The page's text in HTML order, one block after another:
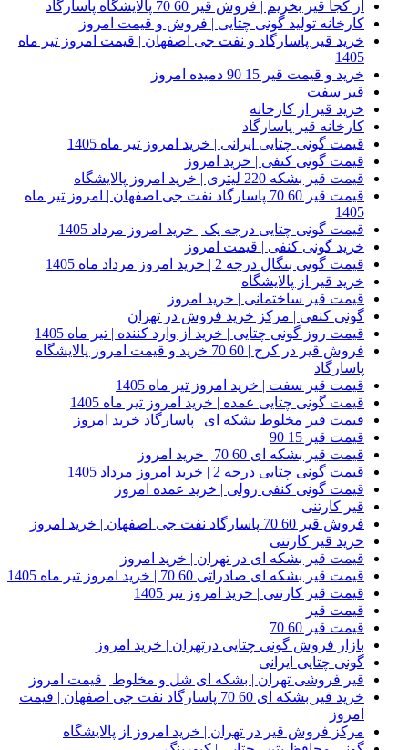
از کجا قیر بخریم | فروش قیر 60 70 پالایشگاه پاسارگاد
کارخانه تولید گونی چتایی | فروش و قیمت امروز
خرید قیر پاسارگاد و نفت جی اصفهان | قیمت امروز تیر ماه
1405
خرید و قیمت قیر 15 90 دمیده امروز
قیر سفت
خرید قیر از کارخانه
کارخانه قیر پاسارگاد
قیمت گونی چتایی ایرانی | خرید امروز تیر ماه 1405
قیمت گونی کنفی | خرید امروز
قیمت قیر بشکه 220 لیتری | خرید امروز پالایشگاه
قیمت قیر 60 70 پاسارگاد نفت جی اصفهان | امروز تیر ماه
1405
قیمت گونی چتایی درجه یک | خرید امروز مرداد 1405
خرید گونی کنفی | قیمت امروز
قیمت گونی بنگال درجه 2 | خرید امروز مرداد ماه 1405
خرید قیر از پالایشگاه
قیمت قیر ساختمانی | خرید امروز
گونی کنفی | مرکز خرید فروش در تهران
قیمت روز گونی چتایی | خرید از وارد کننده | تیر ماه 1405
فروش قیر در کرج | 60 70 خرید و قیمت امروز پالایشگاه
پاسارگاد
قیمت قیر سفت | خرید امروز تیر ماه 1405
قیمت گونی چتایی عمده | خرید امروز تیر ماه 1405
قیمت قیر مخلوط بشکه ای | پاسارگاد خرید امروز
قیمت قیر 15 90
قیمت قیر بشکه ای 60 70 | خرید امروز
قیمت گونی چتایی درجه 2 | خرید امروز مرداد 1405
قیمت گونی کنفی رولی | خرید عمده امروز
قیر کارتنی
فروش قیر 60 70 پاسارگاد نفت جی اصفهان | خرید امروز
خرید قیر کارتنی
قیمت قیر بشکه ای در تهران | خرید امروز
قیمت قیر بشکه ای صادراتی 60 70 | خرید امروز تیر ماه 1405
قیمت قیر کارتنی | خرید امروز تیر 1405
قیمت قیر
قیمت قیر 60 70
بازار فروش گونی چتایی درتهران | خرید امروز
گونی چتایی ایرانی
قیر فروشی تهران | بشکه ای شل و مخلوط | قیمت امروز
خرید قیر بشکه ای 60 70 پاسارگاد نفت جی اصفهان | قیمت
امروز
مرکز فروش قیر در تهران | خرید امروز از پالایشگاه